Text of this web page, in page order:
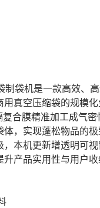
制袋机是一款高效、
用真空压缩袋的规模
合膜精准加工成气
体，实现蓬松物品的
，本机更新增透明可
产品实用性与用户收